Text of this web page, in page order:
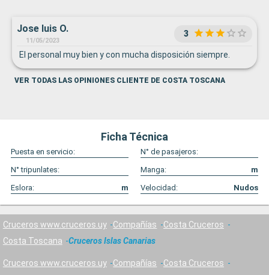
Jose luis O.
11/05/2023
3
El personal muy bien y con mucha disposición siempre.
VER TODAS LAS OPINIONES CLIENTE DE COSTA TOSCANA
Ficha Técnica
Puesta en servicio:
N° de pasajeros:
N° tripunlates:
Manga:
m
Eslora:
m Velocidad: Nudos
Cruceros www.cruceros.uy Compañías
Costa Cruceros
Costa Toscana
Cruceros Islas Canarias
Cruceros www.cruceros.uy Compañías
Costa Cruceros